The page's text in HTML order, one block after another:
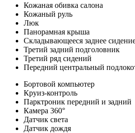
Кожаная обивка салона
Кожаный руль
Люк
Панорамная крыша
Складывающееся заднее
Третий задний подголовник
Третий ряд сидений
Передний центральный
Бортовой компьютер
Круиз-контроль
Парктроник передний и задний
Камера 360°
Датчик света
Датчик дождя